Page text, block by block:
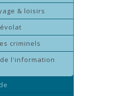
& loisirs
criminels
l'information